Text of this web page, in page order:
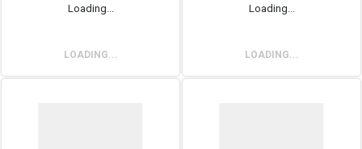
Loading...
LOADING...
Loading...
LOADING...